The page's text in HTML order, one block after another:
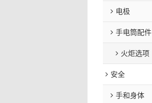
电极
手电筒配件
火炬选项
安全
手和身体